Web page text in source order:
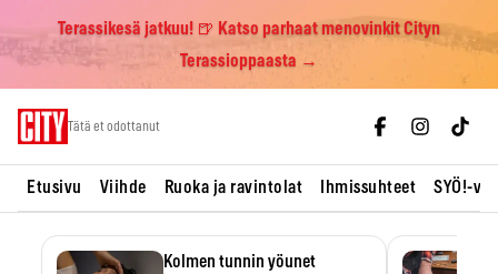
Terassikesä jatkuu! 🍺 Katso parhaat menovinkit Cityn
Terassioppaasta →
Tätä et odottanut
Etusivu Viihde Ruoka ja ravintolat Ihmissuhteet SYÖ!-
Kolmen tunnin yöunet